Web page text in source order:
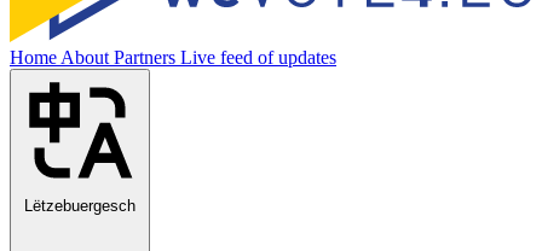
Home About Partners Live feed of updates
Lëtzebuergesch